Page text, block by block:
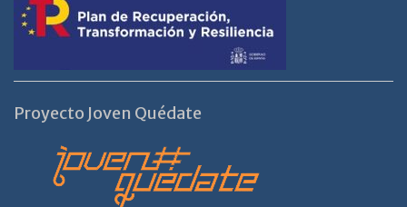
Proyecto Joven Quédate